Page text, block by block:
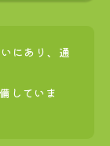
にあり、通
していま